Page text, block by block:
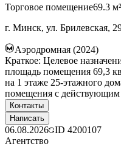
Торговое помещение69.3 м²
г. Минск, ул. Брилевская,
Аэродромная (2024)
Краткое: Целевое
площадь помещения 69,3
на 1 этаже 25-этажного
помещения с действующим
Контакты
Написать
06.08.2026 ID 4200107
Агентство